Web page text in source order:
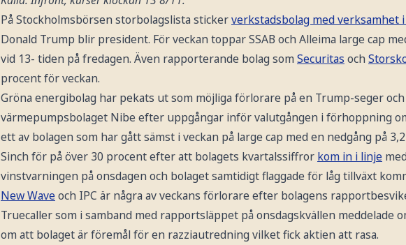
På Stockholmsbörsen storbolagslista stickerverkstadsbolag med verksamhet i
Donald Trump blir president. För veckan toppar SSAB och Alleima large cap
vid 13- tiden på fredagen. Även rapporterande bolag somSecuritas och
procent för veckan.
Gröna energibolag har pekats ut som möjliga förlorare på en Trump-seger
värmepumpsbolaget Nibe efter uppgångar inför valutgången i förhoppning
ett av bolagen som har gått sämst i veckan på large cap med en nedgång på
Sinch för på över 30 procent efter att bolagets kvartalssiffror kom in i linje
vinstvarningen på onsdagen och bolaget samtidigt flaggade för låg tillväxt
New Waveoch IPC är några av veckans förlorare efter bolagens
Truecaller som i samband med rapportsläppet på onsdagskvällen meddelade
om att bolaget är föremål för en razziautredning vilket fick aktien att rasa.